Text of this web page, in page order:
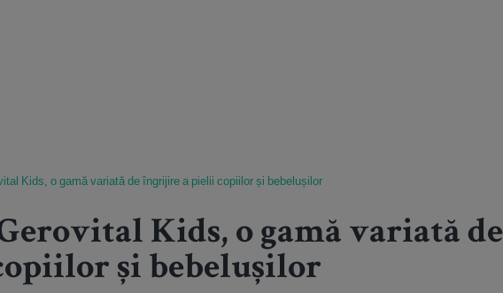
Kids, o gamă variată de îngrijire a pielii copiilor și bebelușilor
Kids, o gamă variată de
și bebelușilor